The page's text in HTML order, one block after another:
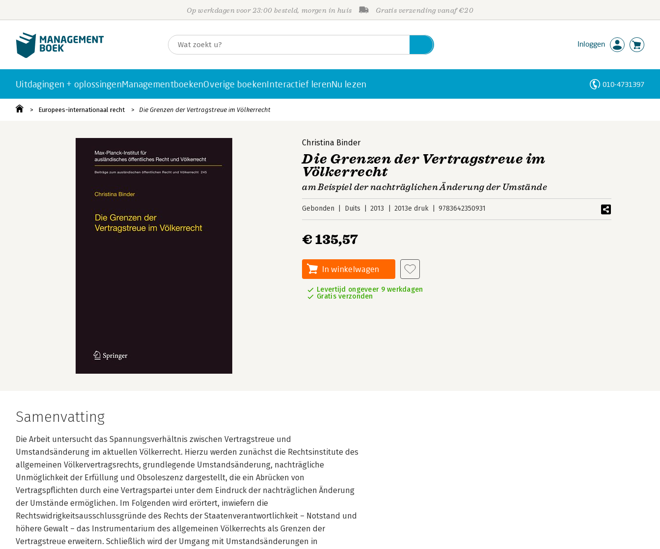
Op werkdagen voor 23:00 besteld, morgen in huis Gratis verzending vanaf €20
Inloggen
Uitdagingen + oplossingenManagementboekenOverige boekenInteractief lerenNu lezen 010-4731397
Europees-internationaal recht Die Grenzen der Vertragstreue im Völkerrecht
Christina Binder
Die Grenzen der Vertragstreue im
Völkerrecht
am Beispiel der nachträglichen Änderung der Umstände
Gebonden Duits 2013 2013e druk 9783642350931
€ 135,57
In winkelwagen
Levertijd ongeveer 9 werkdagen
Gratis verzonden
Samenvatting
Die Arbeit untersucht das Spannungsverhältnis zwischen Vertragstreue und
Umstandsänderung im aktuellen Völkerrecht. Hierzu werden zunächst die Rechtsinstitute des
allgemeinen Völkervertragsrechts, grundlegende Umstandsänderung, nachträgliche
Unmöglichkeit der Erfüllung und Obsoleszenz dargestellt, die ein Abrücken von
Vertragspflichten durch eine Vertragspartei unter dem Eindruck der nachträglichen Änderung
der Umstände ermöglichen. Im Folgenden wird erörtert, inwiefern die
Rechtswidrigkeitsausschlussgründe des Rechts der Staatenverantwortlichkeit – Notstand und
höhere Gewalt – das Instrumentarium des allgemeinen Völkerrechts als Grenzen der
Vertragstreue erweitern. Schließlich wird der Umgang mit Umstandsänderungen in
Personen